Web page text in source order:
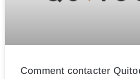
Comment contacter